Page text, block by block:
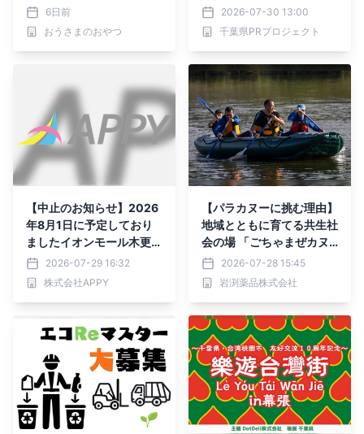
品！ 「メッセージ入り ゴ
ーゴーカレー おつカレー
さま」が新発売
6日前
おうさまのおやつ
紹介2026-07-30 13:00
千葉県PRプロジェクト
【中止のお知らせ】2026
年8月1日に予定しており
ましたイオンモール木更津
『お侍ちゃんと空気砲作り
＆発射体験』について
2026-07-29 16:32
株式会社APPY
【パラカヌーに挑む理由】
地域とともに育てる共生社
会の場 「ごちゃまぜカヌ
ー大会 2026」開催！
2026-07-28 15:45
岩渕薬品株式会社